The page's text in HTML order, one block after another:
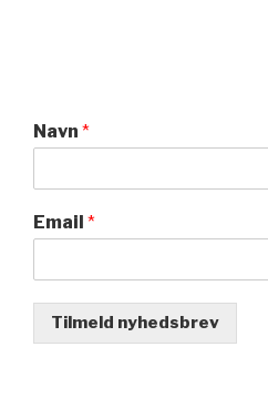
Navn *
Email *
Tilmeld nyhedsbrev